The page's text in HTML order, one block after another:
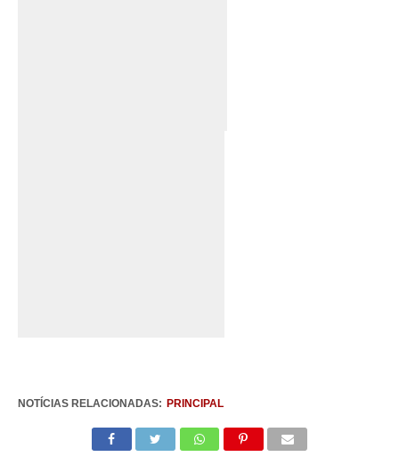
NOTÍCIAS RELACIONADAS: PRINCIPAL